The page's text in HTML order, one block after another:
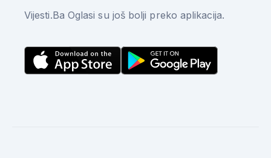
Vijesti.Ba Oglasi su još bolji preko aplikacija.